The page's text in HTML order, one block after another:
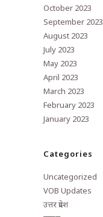
October 2023
September 2023
August 2023
July 2023
May 2023
April 2023
March 2023
February 2023
January 2023
Categories
Uncategorized
VOB Updates
उत्तर प्रदेश